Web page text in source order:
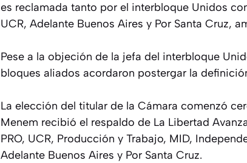
es reclamada tanto por el interbloque Unidos
UCR, Adelante Buenos Aires y Por Santa Cruz,
Pese a la objeción de la jefa del interbloque
bloques aliados acordaron postergar la
La elección del titular de la Cámara comenzó
Menem recibió el respaldo de La Libertad
PRO, UCR, Producción y Trabajo, MID,
Adelante Buenos Aires y Por Santa Cruz.